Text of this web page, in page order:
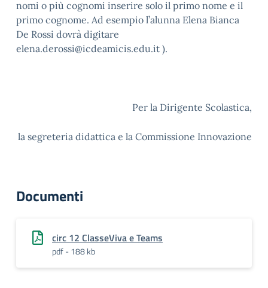
nomi o più cognomi inserire solo il primo nome e il
primo cognome. Ad esempio l’alunna Elena Bianca
De Rossi dovrà digitare
elena.derossi@icdeamicis.edu.it ).
Per la Dirigente Scolastica,
la segreteria didattica e la Commissione Innovazione
Documenti
circ 12 ClasseViva e Teams
pdf - 188 kb